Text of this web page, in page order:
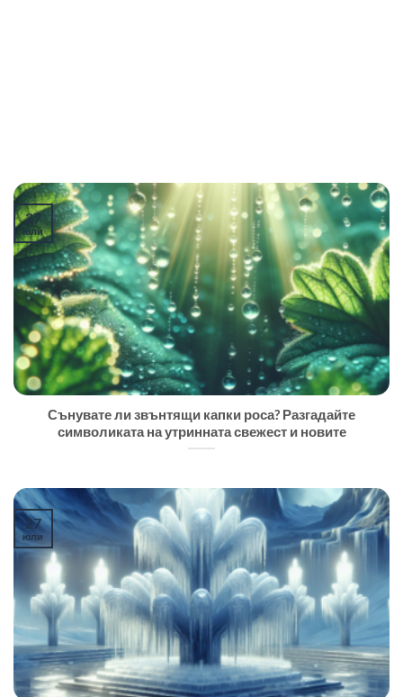
Сънувате ли звънтящи капки роса? Разгадайте
символиката на утринната свежест и новите
27
юли
27
юли